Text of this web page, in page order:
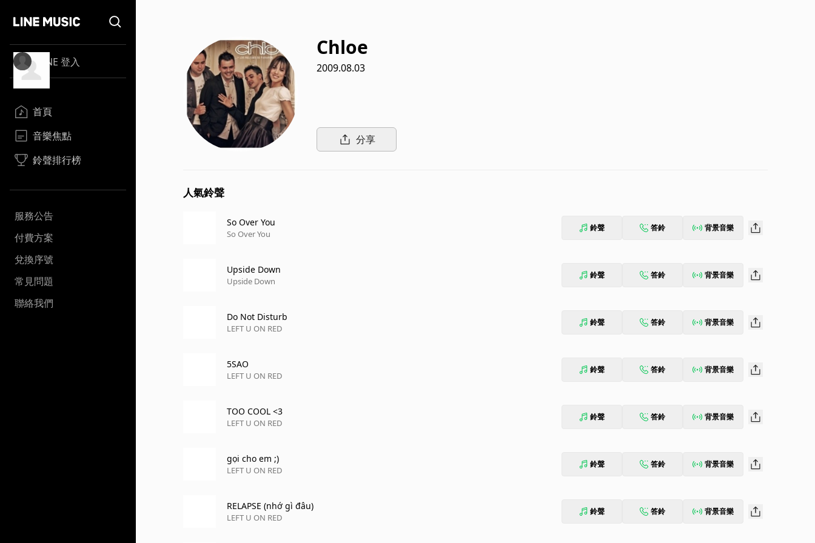
LINE 登入
首頁
音樂焦點
鈴聲排行榜
服務公告
付費方案
兌換序號
常見問題
聯絡我們
Chloe
2009.08.03
分享
人氣鈴聲
So Over You
So Over You
鈴聲 答鈴 背景音樂
Upside Down
Upside Down
鈴聲 答鈴 背景音樂
Do Not Disturb
LEFT U ON RED
鈴聲 答鈴 背景音樂
5SAO
LEFT U ON RED
鈴聲 答鈴 背景音樂
TOO COOL <3
LEFT U ON RED
鈴聲 答鈴 背景音樂
gọi cho em ;)
LEFT U ON RED
鈴聲 答鈴 背景音樂
RELAPSE (nhớ gì đâu)
LEFT U ON RED
鈴聲 答鈴 背景音樂